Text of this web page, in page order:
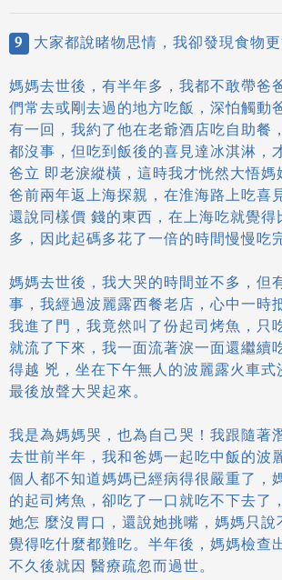
9 大家都說睹物思情，我卻發現食物更
媽媽去世後，有半年多，我都不敢帶爸
們常去或剛去過的地方吃飯，深怕觸動
有一回，我約了他在老爺酒店吃自助餐
都沒事，但吃到飯後的喜見達冰淇淋，
爸立 即老淚縱橫，這時我才恍然大悟媽
爸前兩年返上海探親，在淮海路上吃喜
還說同樣價 錢的東西，在上海吃就覺得
多，因此起碼多花了一倍的時間慢慢吃完
媽媽去世後，我大哭的時間並不多，但
事，我經過波麗露西餐老店，心中一時
我進了門，我竟然叫了份起司烤魚，只
就流了下來，我一面流著淚一面還繼續
得越 兇，坐在下午無人的波麗露火車式
最後放聲大哭起來。
我是為媽媽哭，也為自己哭！我跟隨著
去世前半年，我和爸媽一起吃中飯的波
個人都不知道媽媽已經病得很嚴重了，
的起司烤魚，卻吃了一口就吃不下去了
她怎 麼沒胃口，還說她挑嘴，媽媽只說
覺得吃什麼都難吃。半年後，媽媽檢查
不久後就因 醫療疏忽而過世。